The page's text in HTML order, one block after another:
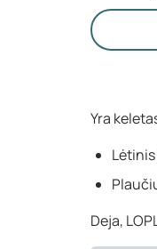
Yra
Deja,